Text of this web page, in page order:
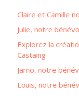
Claire et Camille
Julie, notre
Explorez la
Castaing
Jarno, notre
Louis, notre